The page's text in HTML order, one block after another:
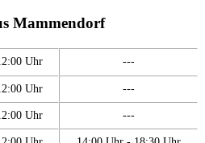
Mammendorf
Uhr ---
Uhr ---
Uhr ---